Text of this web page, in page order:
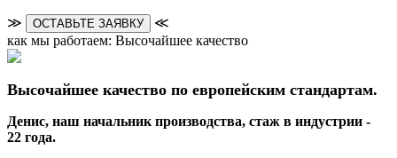
≫ ОСТАВЬТЕ ЗАЯВКУ
≪
как мы работаем: Высочайшее качество
Высочайшее качество по европейским стандартам.
Денис, наш начальник производства, стаж в индустрии -
22 года.